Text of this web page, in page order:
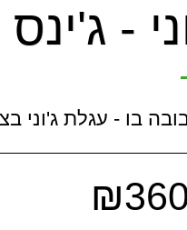
- ג'ינס
בו - עגלת ג'וני
₪